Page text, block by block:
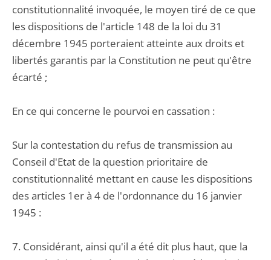
constitutionnalité invoquée, le moyen tiré de ce que
les dispositions de l'article 148 de la loi du 31
décembre 1945 porteraient atteinte aux droits et
libertés garantis par la Constitution ne peut qu'être
écarté ;
En ce qui concerne le pourvoi en cassation :
Sur la contestation du refus de transmission au
Conseil d'Etat de la question prioritaire de
constitutionnalité mettant en cause les dispositions
des articles 1er à 4 de l'ordonnance du 16 janvier
1945 :
7. Considérant, ainsi qu'il a été dit plus haut, que la